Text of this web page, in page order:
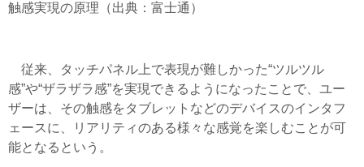
触感実現の原理（出典：富士通）
従来、タッチパネル上で表現が難しかった“ツルツル
感”や“ザラザラ感”を実現できるようになったことで、ユー
ザーは、その触感をタブレットなどのデバイスのインタフ
ェースに、リアリティのある様々な感覚を楽しむことが可
能となるという。